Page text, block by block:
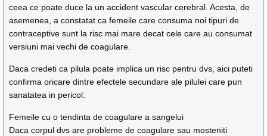
ceea ce poate duce la un accident vascular cerebral. Acesta, de
asemenea, a constatat ca femeile care consuma noi tipuri de
contraceptive sunt la risc mai mare decat cele care au consumat
versiuni mai vechi de coagulare.
Daca credeti ca pilula poate implica un risc pentru dvs, aici puteti
confirma oricare dintre efectele secundare ale pilulei care pun
sanatatea in pericol:
Femeile cu o tendinta de coagulare a sangelui
Daca corpul dvs are probleme de coagulare sau mosteniti